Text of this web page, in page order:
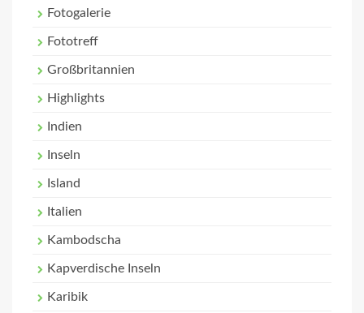
Fotogalerie
Fototreff
Großbritannien
Highlights
Indien
Inseln
Island
Italien
Kambodscha
Kapverdische Inseln
Karibik